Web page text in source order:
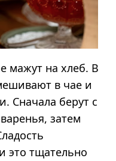
мажут на хлеб. В
в чае и
Сначала берут с
затем
это тщательно